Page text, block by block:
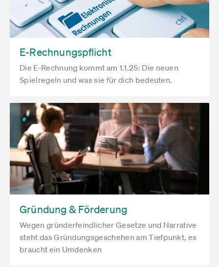
E-Rechnungspflicht
Die E-Rechnung kommt am 1.1.25: Die neuen
Spielregeln und was sie für dich bedeuten.
Gründung & Förderung
Wegen gründerfeindlicher Gesetze und Narrative
steht das Gründungsgeschehen am Tiefpunkt, es
braucht ein Umdenken